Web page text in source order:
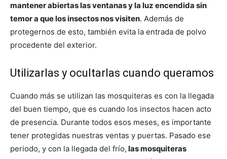
mantener abiertas las ventanas y la luz encendida sin
temor a que los insectos nos visiten. Además de
protegernos de esto, también evita la entrada de polvo
procedente del exterior.
Utilizarlas y ocultarlas cuando queramos
Cuando más se utilizan las mosquiteras es con la llegada
del buen tiempo, que es cuando los insectos hacen acto
de presencia. Durante todos esos meses, es importante
tener protegidas nuestras ventas y puertas. Pasado ese
periodo, y con la llegada del frío, las mosquiteras